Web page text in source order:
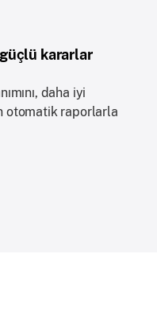
güçlü kararlar
daha iyi
otomatik raporlarla